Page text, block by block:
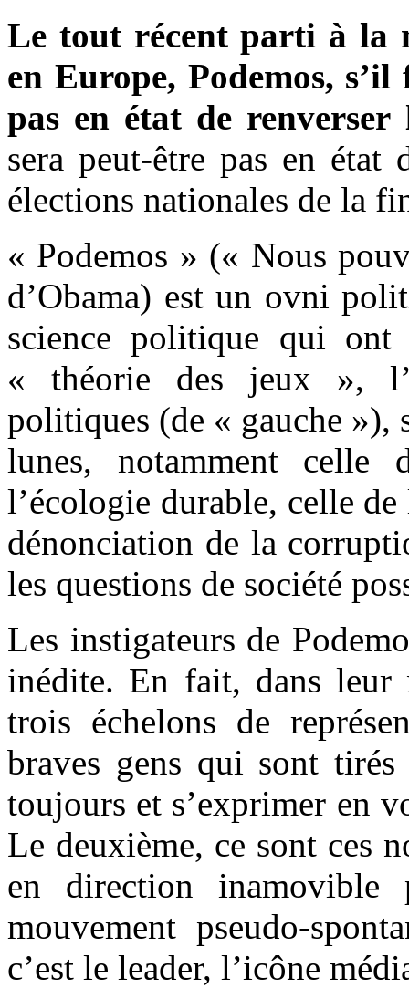
Le tout récent parti à la
en Europe, Podemos,
pas en état de
sera peut-être pas en état
élections nationales de la
« Podemos » (« Nous
d’Obama) est un ovni
science politique qui ont
« théorie des jeux »,
politiques (de « gauche »),
lunes, notamment
l’écologie durable, celle
dénonciation de la
les questions de société
Les instigateurs de
inédite. En fait, dans leur
trois échelons de
braves gens qui sont
toujours et s’exprimer en
Le deuxième, ce sont ces
en direction inamovible
mouvement pseudo-
c’est le leader, l’icône